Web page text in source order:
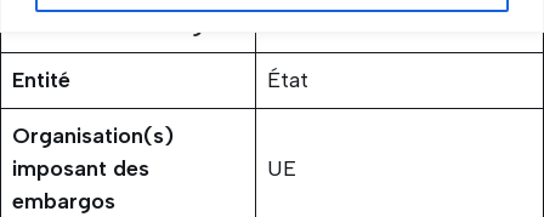
Entité État
Organisation(s)
imposant des
embargos
UE